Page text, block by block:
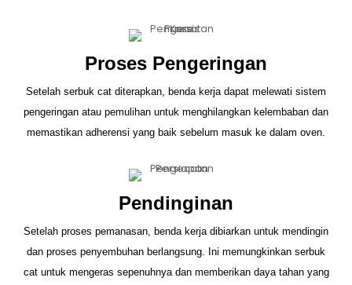
Proses Pengeringan
Setelah serbuk cat diterapkan, benda kerja dapat melewati sistem
pengeringan atau pemulihan untuk menghilangkan kelembaban dan
memastikan adherensi yang baik sebelum masuk ke dalam oven.
Pendinginan
Setelah proses pemanasan, benda kerja dibiarkan untuk mendingin
dan proses penyembuhan berlangsung. Ini memungkinkan serbuk
cat untuk mengeras sepenuhnya dan memberikan daya tahan yang